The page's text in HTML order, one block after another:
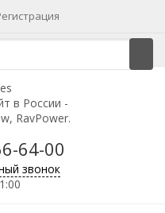
в России -
RavPower.
64-00
звонок